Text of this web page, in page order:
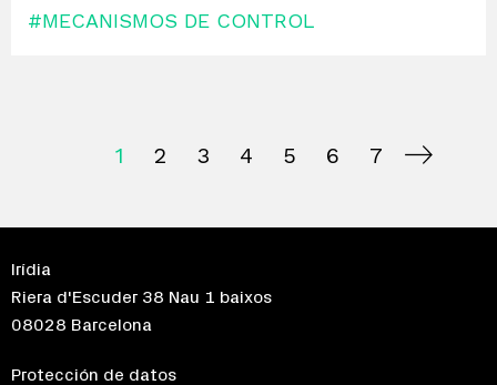
#MECANISMOS DE CONTROL
1 2 3 4 5 6 7
Irídia
Riera d'Escuder 38 Nau 1 baixos
08028 Barcelona
Protección de datos